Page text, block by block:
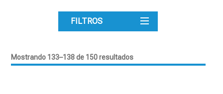
FILTROS
Mostrando 133–138 de 150 resultados